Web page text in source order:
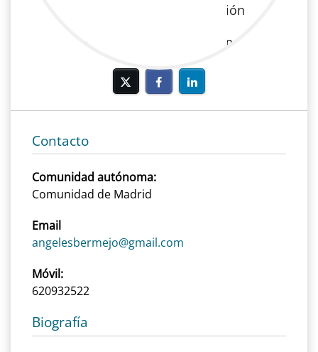
Publicidad | Postproducción
Publicidad, Postproducción
Contacto
Comunidad autónoma:
Comunidad de Madrid
Email
angelesbermejo@gmail.com
Móvil:
620932522
Biografía